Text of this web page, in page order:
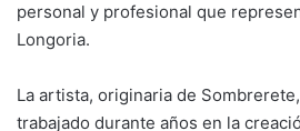
personal y profesional que
Longoria.
La artista, originaria de
trabajado durante años en la